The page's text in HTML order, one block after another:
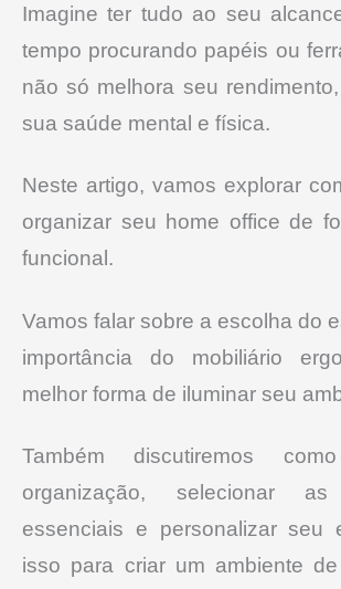
Imagine ter tudo ao seu
tempo procurando papéis ou
não só melhora seu
sua saúde mental e física.
Neste artigo, vamos explorar
organizar seu home office de
funcional.
Vamos falar sobre a escolha do
importância do mobiliário
melhor forma de iluminar seu
Também discutiremos
organização, selecionar as
essenciais e personalizar seu
isso para criar um ambiente